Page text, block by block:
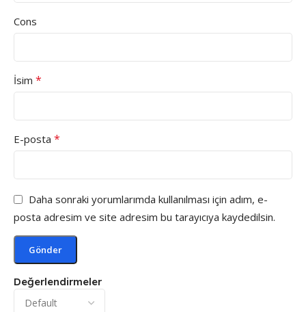
Değerlendirmeler
Cons
İsim *
E-posta *
Daha sonraki yorumlarımda kullanılması için adım, e-
posta adresim ve site adresim bu tarayıcıya kaydedilsin.